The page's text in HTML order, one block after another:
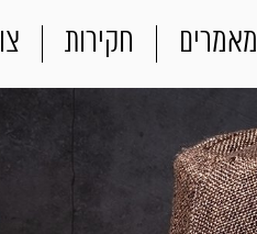
מאמרים חקירות